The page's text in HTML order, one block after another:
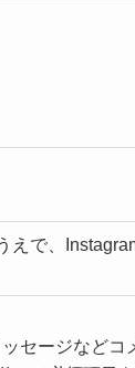
えで、
セージなどコ